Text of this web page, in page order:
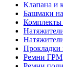
Клапана и
Башмаки
Ремни ГРМ